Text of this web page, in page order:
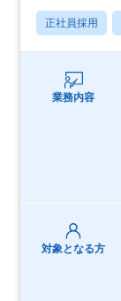
正社員採用
業務内容
対象となる方